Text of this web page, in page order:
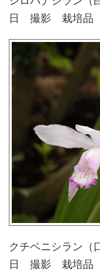
日 撮影 栽培品
クチベニシラン
日 撮影 栽培品